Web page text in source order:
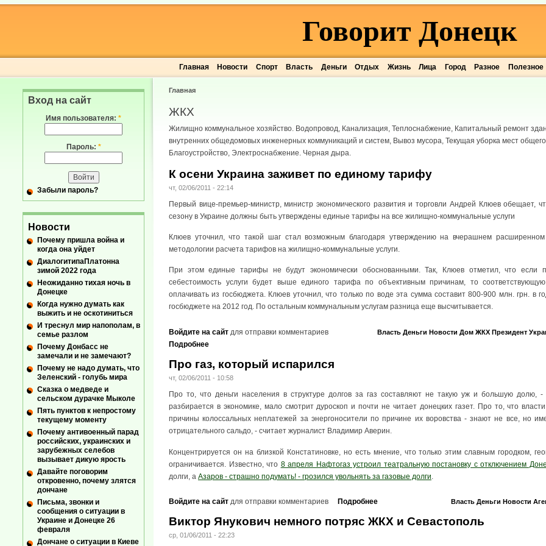
Главная Новости Спорт Власть Деньги Отдых Жизнь Лица Город Разное Полезное
Говорит Донецк
Главная
ЖКХ
Жилищно коммунальное хозяйство. Водопровод, Канализация, Теплоснабжение, Капитальный ремонт
внутренних общедомовых инженерных коммуникаций и систем, Вывоз мусора, Текущая уборка мест
Благоустройство, Электроснабжение. Черная дыра.
К осени Украина заживет по единому тарифу
чт, 02/06/2011 - 22:14
Первый вице-премьер-министр, министр экономического развития и торговли Андрей Клюев обещает,
сезону в Украине должны быть утверждены единые тарифы на все жилищно-коммунальные услуги
Клюев уточнил, что такой шаг стал возможным благодаря утверждению на вчерашнем
методологии расчета тарифов на жилищно-коммунальные услуги.
При этом единые тарифы не будут экономически обоснованными. Так, Клюев отметил, что если
себестоимость услуги будет выше единого тарифа по объективным причинам, то соответствующую
оплачивать из госбюджета. Клюев уточнил, что только по воде эта сумма составит 800-900 млн. грн. в
госбюджете на 2012 год. По остальным коммунальным услугам разница еще высчитывается.
Власть Деньги Новости Дом ЖКХ Президент
Войдите на сайт для отправки комментариев
Подробнее
Про газ, который испарился
чт, 02/06/2011 - 10:58
Про то, что деньги населения в структуре долгов за газ составляют не такую уж и большую долю, -
разбирается в экономике, мало смотрит дуроскоп и почти не читает донецких газет. Про то, что
причины колоссальных неплатежей за энергоносители по причине их воровства - знают не все, но
отрицательного сальдо, - считает журналист Владимир Аверин.
Концентрируется он на близкой Констатиновке, но есть мнение, что только этим славным городком,
ограничивается. Известно, что 8 апреля Нафтогаз устроил театральную постановку с отключением
долги, а Азаров - страшно подумать! - грозился увольнять за газовые долги
Власть Деньги Новости
Войдите на сайт для отправки комментариев Подробнее
Виктор Янукович немного потряс ЖКХ и Севастополь
ср, 01/06/2011 - 22:23
Вход на сайт
Имя пользователя: *
Пароль: *
Забыли пароль?
Новости
Почему пришла война и
когда она уйдет
ДиалогитипаПлатонна
зимой 2022 года
Неожиданно тихая ночь в
Донецке
Когда нужно думать как
выжить и не оскотиниться
И треснул мир напополам, в
семье разлом
Почему Донбасс не
замечали и не замечают?
Почему не надо думать, что
Зеленский - голубь мира
Сказка о медведе и
сельском дурачке Мыколе
Пять пунктов к непростому
текущему моменту
Почему антивоенный парад
российских, украинских и
зарубежных селебов
вызывает дикую ярость
Давайте поговорим
откровенно, почему злятся
дончане
Письма, звонки и
сообщения о ситуации в
Украине и Донецке 26
февраля
Дончане о ситуации в Киеве